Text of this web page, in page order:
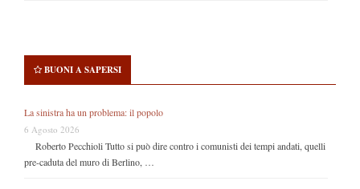
BUONI A SAPERSI
La sinistra ha un problema: il popolo
6 Agosto 2026
Roberto Pecchioli Tutto si può dire contro i comunisti dei tempi andati, quelli
pre-caduta del muro di Berlino, …